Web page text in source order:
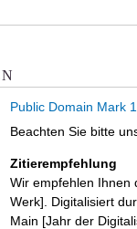
Public Domain Mark
Beachten Sie bitte
Zitierempfehlung
Wir empfehlen Ihnen
Werk]. Digitalisiert
Main [Jahr der